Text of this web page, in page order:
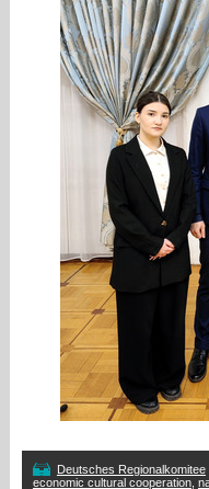
Deutsches Regionalkomitee
economic cultural cooperation,